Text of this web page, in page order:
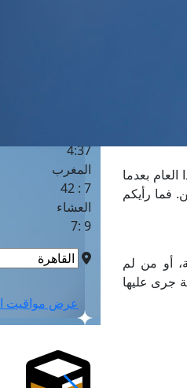
بعدما
فما رأيكم
أو من لم
جرى عليها
4:37
المغرب
7 : 42
العشاء
9 :7
عرض مواقيت